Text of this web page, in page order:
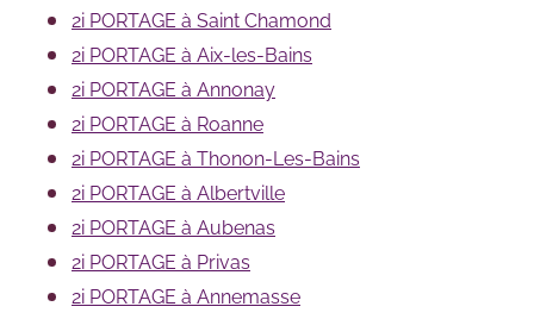
2i PORTAGE à Saint Chamond
2i PORTAGE à Aix-les-Bains
2i PORTAGE à Annonay
2i PORTAGE à Roanne
2i PORTAGE à Thonon-Les-Bains
2i PORTAGE à Albertville
2i PORTAGE à Aubenas
2i PORTAGE à Privas
2i PORTAGE à Annemasse